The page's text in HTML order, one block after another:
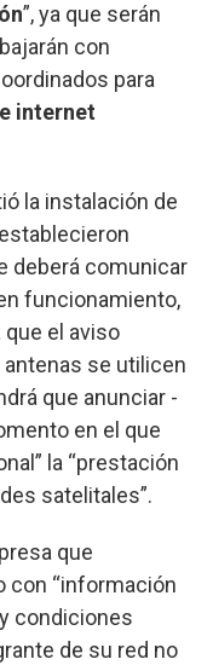
”, ya que serán
con
para
internet
la instalación de
deberá comunicar
funcionamiento,
que el aviso
se utilicen
que anunciar -
en el que
la “prestación
satelitales”.
que
con “información
condiciones
de su red no